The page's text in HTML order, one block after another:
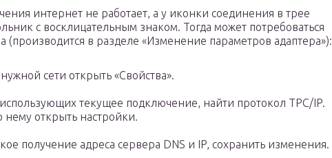
интернет не работает, а у иконки соединения в трее
с восклицательным знаком. Тогда может потребоваться
(производится в разделе «Изменение параметров адаптера»):
сети открыть «Свойства».
текущее подключение, найти протокол TPC/IP.
открыть настройки.
получение адреса сервера DNS и IP, сохранить изменения.